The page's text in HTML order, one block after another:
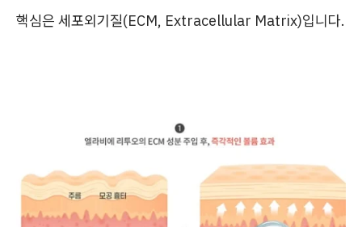
핵심은 세포외기질(ECM, Extracellular Matrix)입니다.